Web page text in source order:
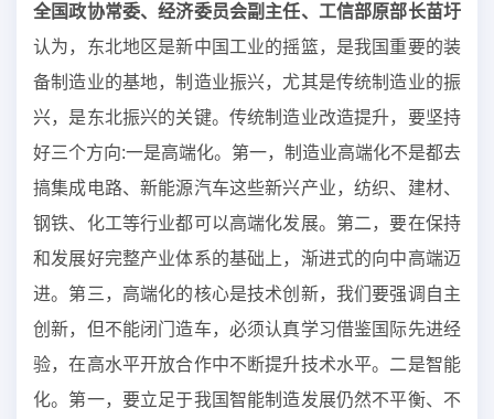
全国政协常委、经济委员会副主任、工信部原部长苗圩
认为，东北地区是新中国工业的摇篮，是我国重要的装
备制造业的基地，制造业振兴，尤其是传统制造业的振
兴，是东北振兴的关键。传统制造业改造提升，要坚持
好三个方向:一是高端化。第一，制造业高端化不是都去
搞集成电路、新能源汽车这些新兴产业，纺织、建材、
钢铁、化工等行业都可以高端化发展。第二，要在保持
和发展好完整产业体系的基础上，渐进式的向中高端迈
进。第三，高端化的核心是技术创新，我们要强调自主
创新，但不能闭门造车，必须认真学习借鉴国际先进经
验，在高水平开放合作中不断提升技术水平。二是智能
化。第一，要立足于我国智能制造发展仍然不平衡、不